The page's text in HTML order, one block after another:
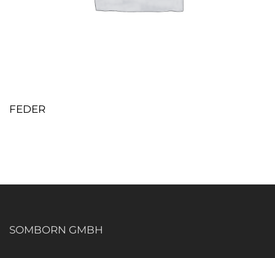
FEDER
SOMBORN GMBH